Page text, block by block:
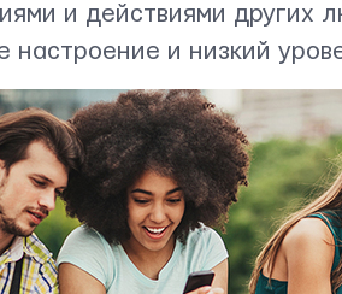
и действиями других
настроение и низкий